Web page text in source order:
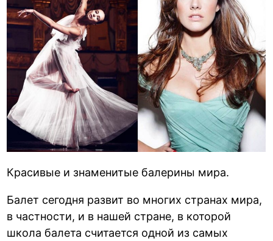
Красивые и знаменитые балерины мира.
Балет сегодня развит во многих странах мира,
в частности, и в нашей стране, в которой
школа балета считается одной из самых